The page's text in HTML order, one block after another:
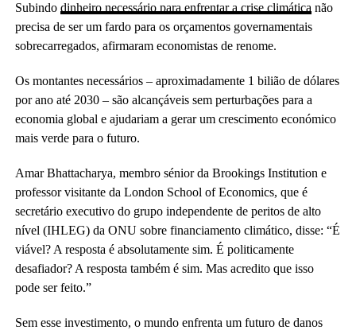
Subindo dinheiro necessário para enfrentar a crise climática não
precisa de ser um fardo para os orçamentos governamentais
sobrecarregados, afirmaram economistas de renome.
Os montantes necessários – aproximadamente 1 bilião de dólares
por ano até 2030 – são alcançáveis ​​sem perturbações para a
economia global e ajudariam a gerar um crescimento económico
mais verde para o futuro.
Amar Bhattacharya, membro sénior da Brookings Institution e
professor visitante da London School of Economics, que é
secretário executivo do grupo independente de peritos de alto
nível (IHLEG) da ONU sobre financiamento climático, disse: “É
viável? A resposta é absolutamente sim. É politicamente
desafiador? A resposta também é sim. Mas acredito que isso
pode ser feito.”
Sem esse investimento, o mundo enfrenta um futuro de danos